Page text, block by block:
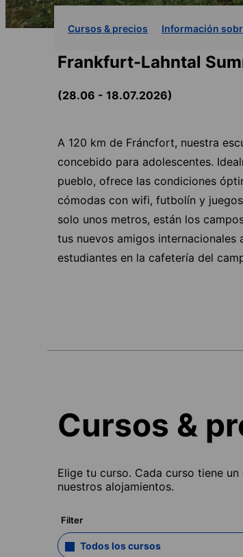
Cursos & precios Información
Frankfurt-Lahntal
(28.06 - 18.07.2026)
A 120 km de Fráncfort, nuestra
concebido para adolescentes.
pueblo, ofrece las condiciones
cómodas con wifi, futbolín y
solo unos metros, están los
tus nuevos amigos
estudiantes en la cafetería del
Cursos &
Elige tu curso. Cada curso tiene
nuestros alojamientos.
Filter
Todos los cursos